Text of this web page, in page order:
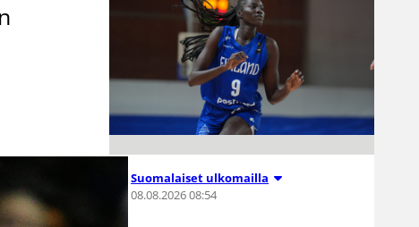
Suomalaiset ulkomailla
08.08.2026 08:54